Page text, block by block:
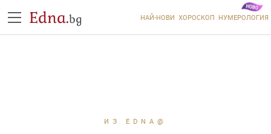
Edna.bg НАЙ-НОВИ ХОРОСКОП НУМЕРОЛОГИЯ
ИЗ EDNA@